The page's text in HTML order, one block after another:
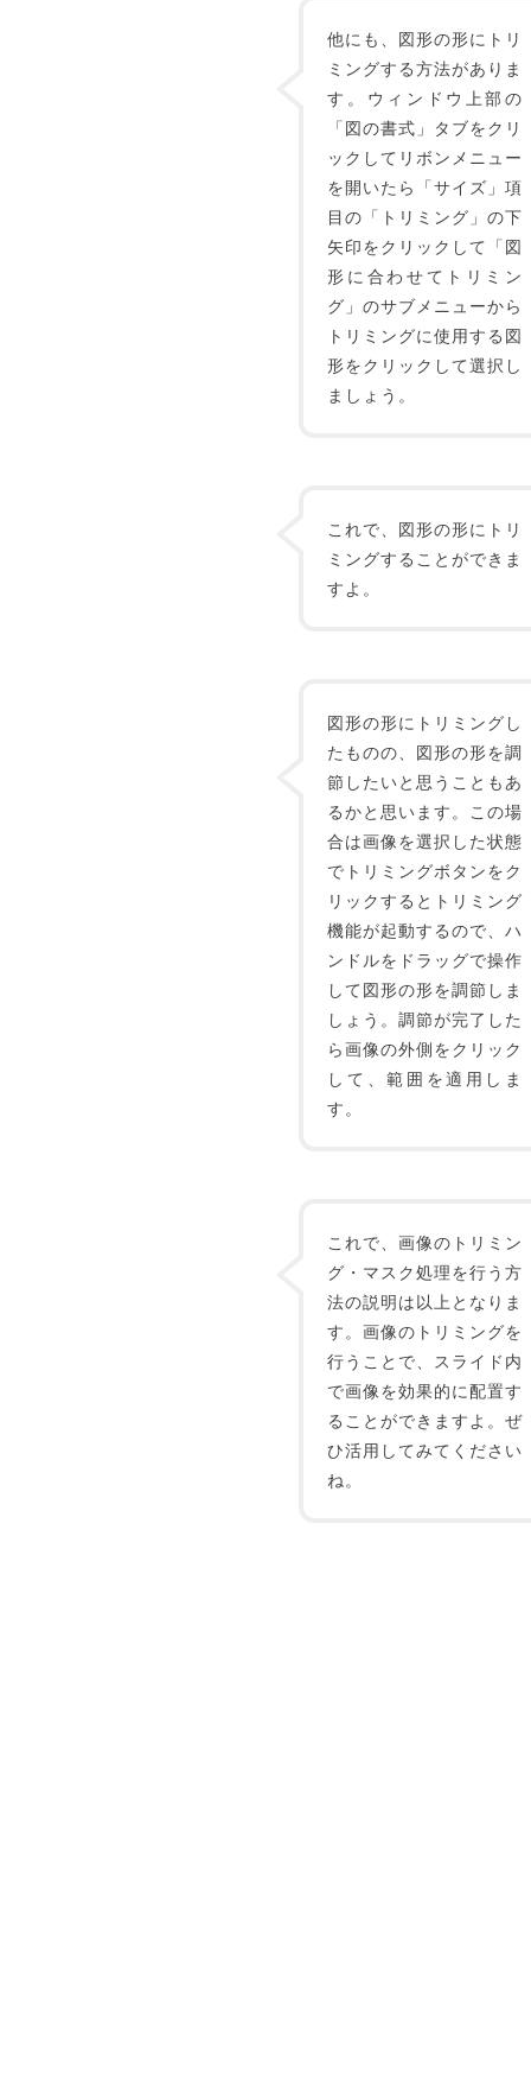
他にも、図形の形にトリ
ミングする方法がありま
す。ウィンドウ上部の
「図の書式」タブをクリ
ックしてリボンメニュー
を開いたら「サイズ」項
目の「トリミング」の下
矢印をクリックして「図
形に合わせてトリミン
グ」のサブメニューから
トリミングに使用する図
形をクリックして選択し
ましょう。
これで、図形の形にトリ
ミングすることができま
すよ。
図形の形にトリミングし
たものの、図形の形を調
節したいと思うこともあ
るかと思います。この場
合は画像を選択した状態
でトリミングボタンをク
リックするとトリミング
機能が起動するので、ハ
ンドルをドラッグで操作
して図形の形を調節しま
しょう。調節が完了した
ら画像の外側をクリック
して、範囲を適用しま
す。
これで、画像のトリミン
グ・マスク処理を行う方
法の説明は以上となりま
す。画像のトリミングを
行うことで、スライド内
で画像を効果的に配置す
ることができますよ。ぜ
ひ活用してみてください
ね。